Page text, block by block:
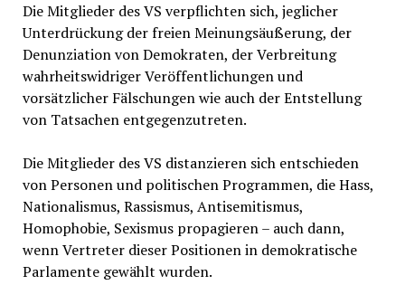
Die Mitglieder des VS verpflichten sich, jeglicher
Unterdrückung der freien Meinungsäußerung, der
Denunziation von Demokraten, der Verbreitung
wahrheitswidriger Veröffentlichungen und
vorsätzlicher Fälschungen wie auch der Entstellung
von Tatsachen entgegenzutreten.
Die Mitglieder des VS distanzieren sich entschieden
von Personen und politischen Programmen, die Hass,
Nationalismus, Rassismus, Antisemitismus,
Homophobie, Sexismus propagieren – auch dann,
wenn Vertreter dieser Positionen in demokratische
Parlamente gewählt wurden.